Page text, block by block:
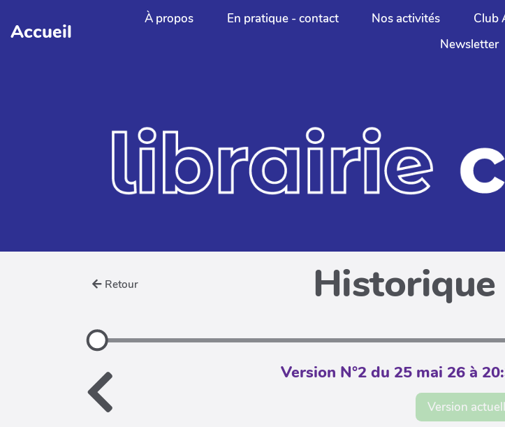
Aller au contenu principal
Accueil
À propos En pratique - contact Nos activités Club
Newsletter
Retour
Version N°2 du 25 mai 26 à
Version